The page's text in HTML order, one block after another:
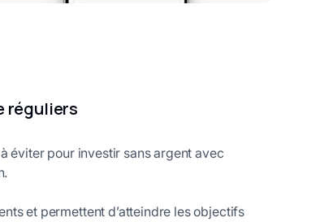
réguliers
éviter pour investir sans argent avec
et permettent d’atteindre les objectifs